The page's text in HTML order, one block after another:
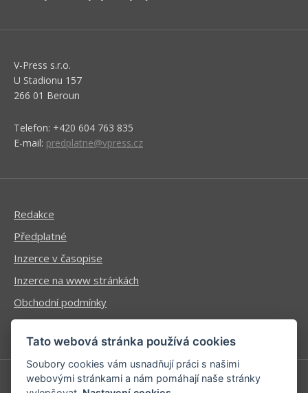
V-Press s.r.o.
U Stadionu 157
266 01 Beroun
Telefon: +420 604 763 835
E-mail: predplatne@vpress.cz
Redakce
Předplatné
Inzerce v časopise
Inzerce na www stránkách
Obchodní podmínky
Ochrana osobních údajů
Tato webová stránka používá cookies
Soubory cookies vám usnadňují práci s našimi
webovými stránkami a nám pomáhají naše stránky